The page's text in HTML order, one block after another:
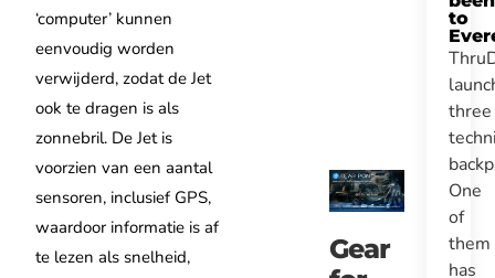
‘computer’ kunnen
eenvoudig worden
verwijderd, zodat de Jet
ook te dragen is als
zonnebril. De Jet is
voorzien van een aantal
sensoren, inclusief GPS,
waardoor informatie is af
te lezen als snelheid,
Gear
to
three
One
of
them
has